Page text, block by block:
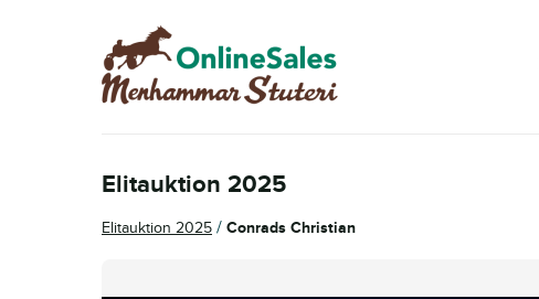
Hoppa
till
navigering
Hoppa
till
innehåll
Elitauktion 2025
Elitauktion 2025 / Conrads Christian